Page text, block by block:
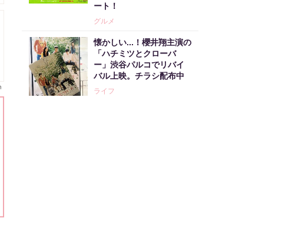
ート！
グルメ
懐かしい...！櫻井翔主演の
「ハチミツとクローバ
ー」渋谷パルコでリバイ
バル上映。チラシ配布中
ライフ